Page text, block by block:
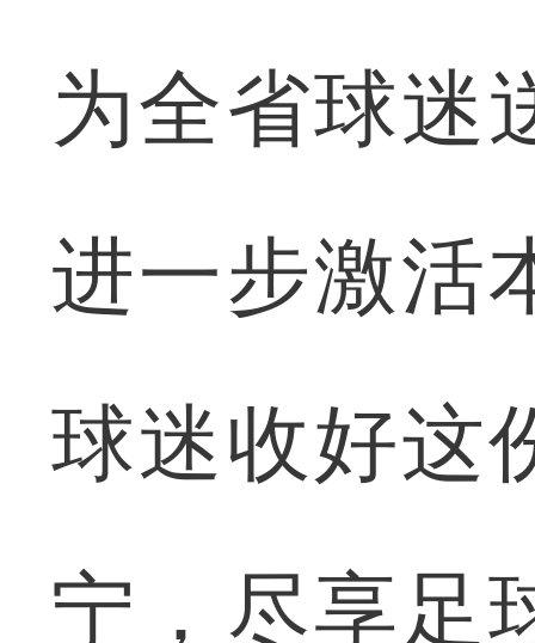
为全省球迷
进一步激活
球迷收好这
宁，尽享足